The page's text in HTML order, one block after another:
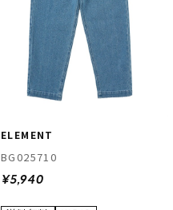
ELEMENT
BG025710
¥5,940